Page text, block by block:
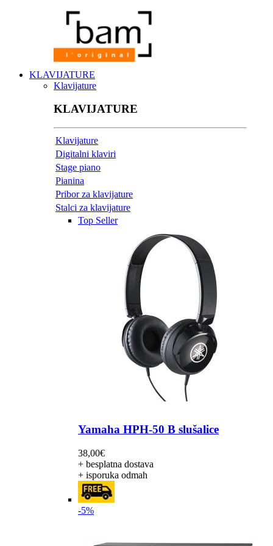
KLAVIJATURE
Klavijature
KLAVIJATURE
Klavijature
Digitalni klaviri
Stage piano
Pianina
Pribor za klavijature
Stalci za klavijature
Top Seller
Yamaha HPH-50 B slušalice
38,00€
+ besplatna dostava
+ isporuka odmah
-5%